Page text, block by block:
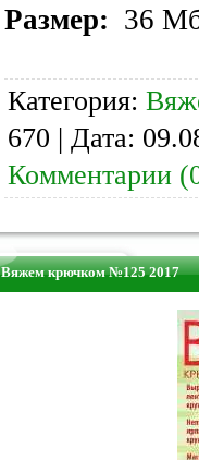
Размер: 36
Категория:
670 | Дата:
Комментарии
Вяжем крючком №125 2017